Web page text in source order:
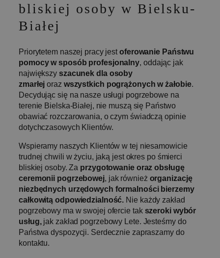
bliskiej osoby w Bielsku-
Białej
Priorytetem naszej pracy jest oferowanie Państwu
pomocy w sposób profesjonalny, oddając jak
największy szacunek dla osoby
zmarłej oraz wszystkich pogrążonych w żałobie.
Decydując się na nasze usługi pogrzebowe na
terenie Bielska-Białej, nie muszą się Państwo
obawiać rozczarowania, o czym świadczą opinie
dotychczasowych Klientów.
Wspieramy naszych Klientów w tej niesamowicie
trudnej chwili w życiu, jaką jest okres po śmierci
bliskiej osoby. Za przygotowanie oraz obsługę
ceremonii pogrzebowej, jak również organizację
niezbędnych urzędowych formalności bierzemy
całkowitą odpowiedzialność. Nie każdy zakład
pogrzebowy ma w swojej ofercie tak szeroki wybór
usług,jak zakład pogrzebowy Lete. Jesteśmy do
Państwa dyspozycji. Serdecznie zapraszamy do
kontaktu.